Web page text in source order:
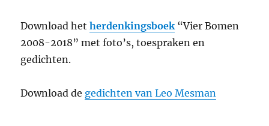
Download hetherdenkingsboek“Vier Bomen
2008-2018” met foto’s, toespraken en
gedichten.
Download de gedichten van Leo Mesman